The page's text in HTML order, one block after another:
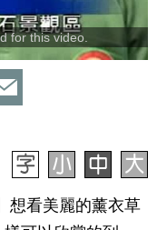
for this video.
想看美麗的薰衣草